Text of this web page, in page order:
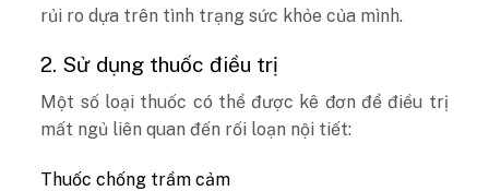
rủi ro dựa trên tình trạng sức khỏe của mình.
2. Sử dụng thuốc điều trị
Một số loại thuốc có thể được kê đơn để điều trị
mất ngủ liên quan đến rối loạn nội tiết:
Thuốc chống trầm cảm